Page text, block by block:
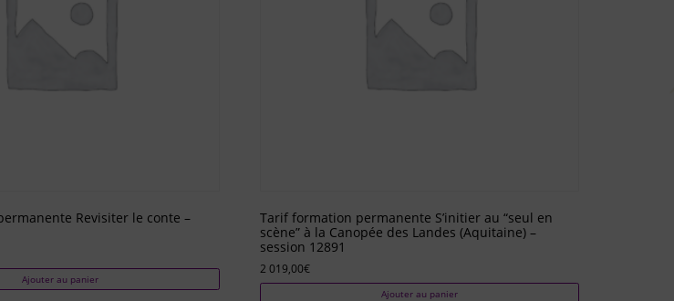
Revisiter le conte –
Ajouter au panier
Tarif formation permanente S’initier au “seul en
scène” à la Canopée des Landes (Aquitaine) –
session 12891
2 019,00€
Ajouter au panier